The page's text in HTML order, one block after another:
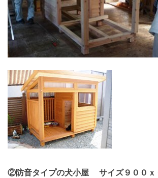
②防音タイプの犬小屋 サイズ９００ｘ